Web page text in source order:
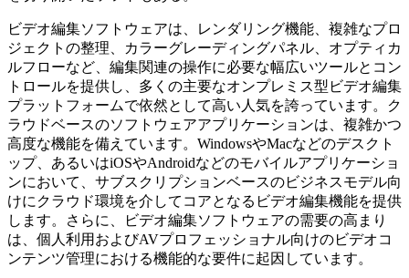
ビデオ編集ソフトウェアは、レンダリング機能、複雑なプロ
ジェクトの整理、カラーグレーディングパネル、オプティカ
ルフローなど、編集関連の操作に必要な幅広いツールとコン
トロールを提供し、多くの主要なオンプレミス型ビデオ編集
プラットフォームで依然として高い人気を誇っています。ク
ラウドベースのソフトウェアアプリケーションは、複雑かつ
高度な機能を備えています。WindowsやMacなどのデスクト
ップ、あるいはiOSやAndroidなどのモバイルアプリケーショ
ンにおいて、サブスクリプションベースのビジネスモデル向
けにクラウド環境を介してコアとなるビデオ編集機能を提供
します。さらに、ビデオ編集ソフトウェアの需要の高まり
は、個人利用およびAVプロフェッショナル向けのビデオコ
ンテンツ管理における機能的な要件に起因しています。